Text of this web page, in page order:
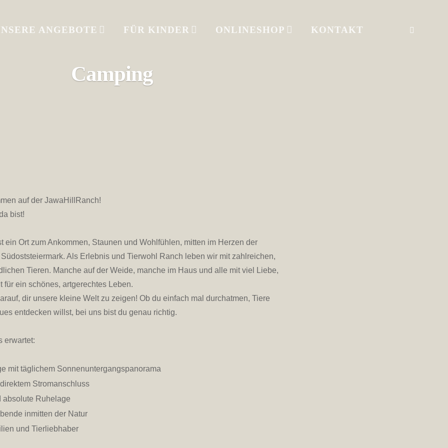
ANGEBOTE FÜR KINDER ONLINESHOP KONTAKT
Camping
auf der JawaHillRanch!
bist!
ein Ort zum Ankommen, Staunen und Wohlfühlen, mitten im Herzen der
Als Erlebnis und Tierwohl Ranch leben wir mit zahlreichen,
Tieren. Manche auf der Weide, manche im Haus und alle mit viel Liebe,
für ein schönes, artgerechtes Leben.
dir unsere kleine Welt zu zeigen! Ob du einfach mal durchatmen, Tiere
entdecken willst, bei uns bist du genau richtig.
erwartet:
mit täglichem Sonnenuntergangspanorama
Stromanschluss
absolute Ruhelage
inmitten der Natur
und Tierliebhaber